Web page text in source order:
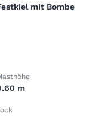
mit Bombe
m